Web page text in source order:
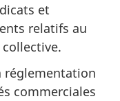
et
relatifs au
réglementation
commerciales